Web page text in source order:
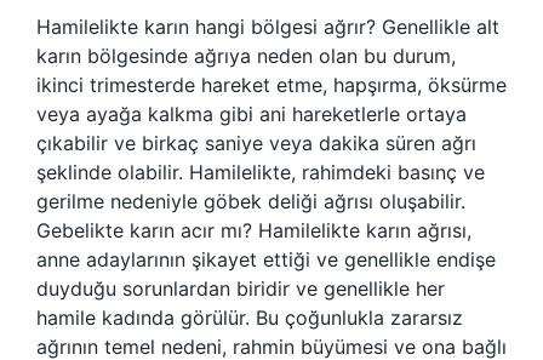
Hamilelikte karın hangi bölgesi ağrır? Genellikle alt
karın bölgesinde ağrıya neden olan bu durum,
ikinci trimesterde hareket etme, hapşırma, öksürme
veya ayağa kalkma gibi ani hareketlerle ortaya
çıkabilir ve birkaç saniye veya dakika süren ağrı
şeklinde olabilir. Hamilelikte, rahimdeki basınç ve
gerilme nedeniyle göbek deliği ağrısı oluşabilir.
Gebelikte karın acır mı? Hamilelikte karın ağrısı,
anne adaylarının şikayet ettiği ve genellikle endişe
duyduğu sorunlardan biridir ve genellikle her
hamile kadında görülür. Bu çoğunlukla zararsız
ağrının temel nedeni, rahmin büyümesi ve ona bağlı